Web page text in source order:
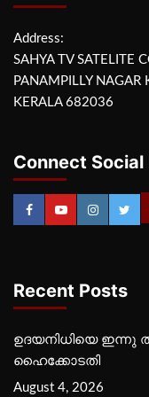
Address:
SAHYA TV SATELITE
PANAMPILLY NAGAR
KERALA 682036
Connect Social
Recent Posts
ഉദയനിധിയെ ഇന്നു
ഹൈക്കോടതി
August 4, 2026